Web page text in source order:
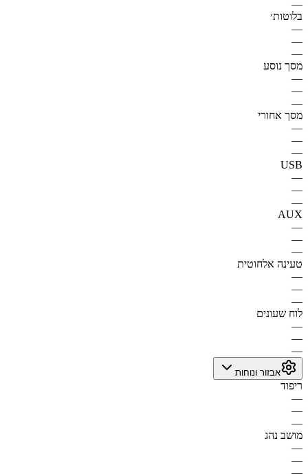
—
בלוטות׳
—
—
—
מסך נוסע
—
—
—
מסך אחורי
—
—
—
USB
—
—
—
AUX
—
—
—
טעינה אלחוטית
—
—
—
לוח שעונים
—
—
—
אבזור ונוחות
ריפוד
—
—
—
מושב נהג
—
—